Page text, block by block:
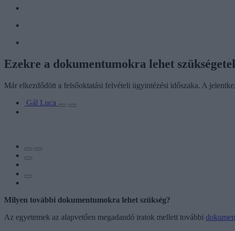
Ezekre a dokumentumokra lehet
Már elkezdődött a felsőoktatási felvételi ügyintézési időszaka. A
Gál Luca
Milyen további dokumentumokra lehet szükség?
Az egyetemek az alapvetően megadandó iratok mellett további